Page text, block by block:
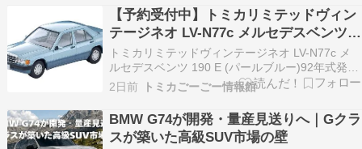
ブランドから急速にシェアを拡大するEVブラン
ド、さらには超高級スーパー…
【予約受付中】トミカリミテッドヴィン
テージネオ LV-N77c メルセデスベンツ
190 E (パールブルー)92年式(1月発売)
トミカリミテッドヴィンテージネオ LV-N77c メ
ルセデスベンツ 190 E (パールブルー)92年式発売
日:1月DMM通販現金値引き 19%OFFビックカメ
ラ現金値引き 10%OFFAmazonタカラ
2日前 トミカごーごー情報館
BMW G74が開発・量産見送りへ｜Gクラ
スが築いた高級SUV市場の壁